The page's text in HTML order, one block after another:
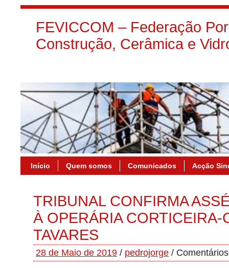
FEVICCOM – Federação
Construção, Cerâmica e
Início Quem somos Comunicados Acção
TRIBUNAL CONFIRMA
À OPERÁRIA CORTICEIRA-
TAVARES
28 de Maio de 2019 / pedrojorge /